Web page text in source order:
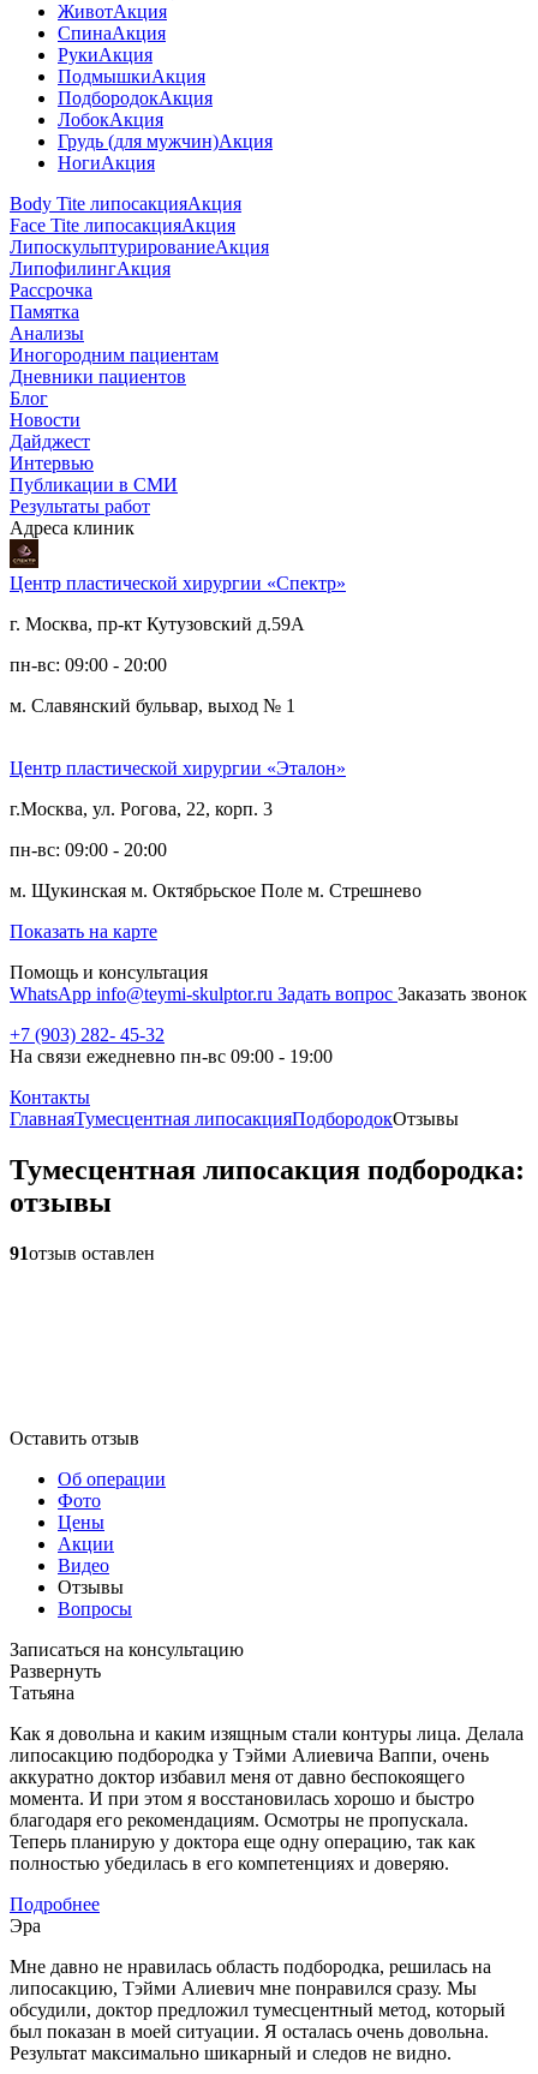
ЖивотАкция
СпинаАкция
РукиАкция
ПодмышкиАкция
ПодбородокАкция
ЛобокАкция
Грудь (для мужчин)Акция
НогиАкция
Body Tite липосакцияАкция
Face Tite липосакцияАкция
ЛипоскульптурированиеАкция
ЛипофилингАкция
Рассрочка
Памятка
Анализы
Иногородним пациентам
Дневники пациентов
Блог
Новости
Дайджест
Интервью
Публикации в СМИ
Результаты работ
Адреса клиник
Центр пластической хирургии «Спектр»
г. Москва, пр-кт Кутузовский д.59А
пн-вс: 09:00 - 20:00
м. Славянский бульвар, выход № 1
Центр пластической хирургии «Эталон»
г.Москва, ул. Рогова, 22, корп. 3
пн-вс: 09:00 - 20:00
м. Щукинская м. Октябрьское Поле м. Стрешнево
Показать на карте
Помощь и консультация
WhatsApp info@teymi-skulptor.ru Задать вопрос Заказать звонок
+7 (903) 282- 45-32
На связи ежедневно пн-вс 09:00 - 19:00
Контакты
ГлавнаяТумесцентная липосакцияПодбородокОтзывы
Тумесцентная липосакция подбородка:
отзывы
91отзыв оставлен
Оставить отзыв
Об операции
Фото
Цены
Акции
Видео
Отзывы
Вопросы
Записаться на консультацию
Развернуть
Татьяна
Как я довольна и каким изящным стали контуры лица. Делала
липосакцию подбородка у Тэйми Алиевича Ваппи, очень
аккуратно доктор избавил меня от давно беспокоящего
момента. И при этом я восстановилась хорошо и быстро
благодаря его рекомендациям. Осмотры не пропускала.
Теперь планирую у доктора еще одну операцию, так как
полностью убедилась в его компетенциях и доверяю.
Подробнее
Эра
Мне давно не нравилась область подбородка, решилась на
липосакцию, Тэйми Алиевич мне понравился сразу. Мы
обсудили, доктор предложил тумесцентный метод, который
был показан в моей ситуации. Я осталась очень довольна.
Результат максимально шикарный и следов не видно.